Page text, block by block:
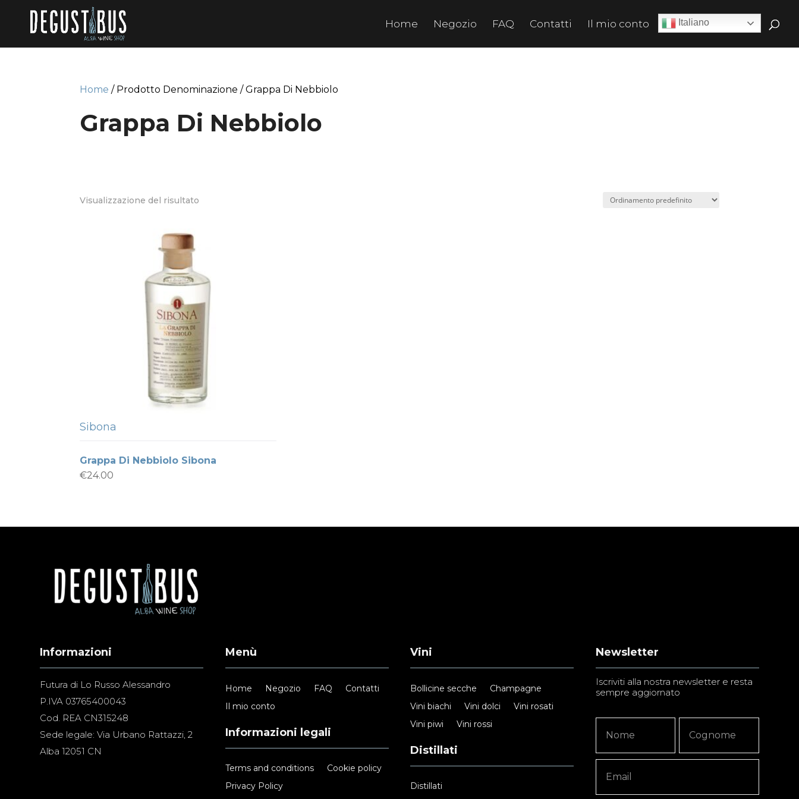
Home Negozio FAQ Contatti Il mio conto
Home / Prodotto Denominazione / Grappa Di Nebbiolo
Grappa Di Nebbiolo
Visualizzazione del risultato
Sibona
Grappa Di Nebbiolo Sibona
€24.00
Informazioni
Futura di Lo Russo Alessandro
P.IVA 03765400043
Cod. REA CN315248
Sede legale: Via Urbano Rattazzi, 2
Alba 12051 CN
Menù
Home Negozio FAQ
Contatti
Il mio conto
Informazioni legali
Terms and conditions
Cookie policy
Privacy Policy
Vini
Bollicine secche
Champagne
Vini biachi
Vini dolci
Vini rosati
Vini piwi
Vini rossi
Distillati
Distillati
Newsletter
Iscriviti alla nostra newsletter e resta
sempre aggiornato
Signup
Copy
Italiano